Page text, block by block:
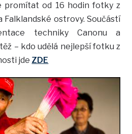
promítat od 16 hodin fotky z
Falklandské ostrovy. Součástí
techniky Canonu a
– kdo udělá nejlepší fotku z
jde ZDE